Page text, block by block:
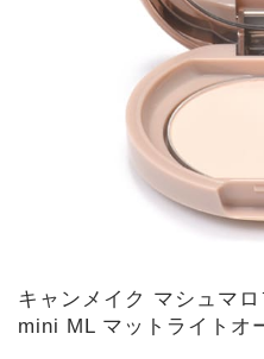
キャンメイク マシュマ
mini ML マットライトオ